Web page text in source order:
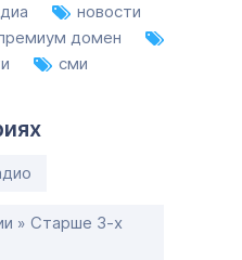
новости
домен
сми
» Старше 3-х